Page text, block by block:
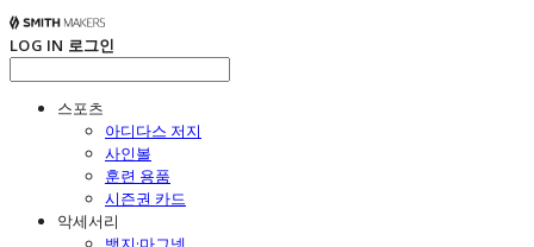
LOG IN 로그인
스포츠
아디다스 저지
사인볼
훈련 용품
시즌권 카드
악세서리